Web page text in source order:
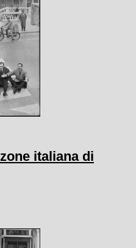
italiana di